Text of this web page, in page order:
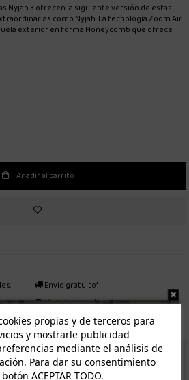
Nyjah 3 ofrecen la siguiente versión de estas
como Nyjah. La tecnología Zoom Air
exterior en forma Honeycomb que ofrece
Añadir al carrito
Envío gratuito*
Fácil devolución
*
propias y de terceros para
y mostrarle publicidad
mediante el análisis de
Para dar su consentimiento
ACEPTAR TODO.